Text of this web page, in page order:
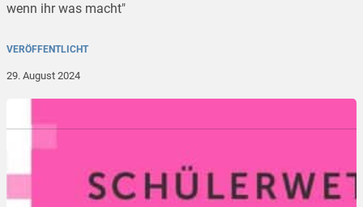
wenn ihr was macht"
VERÖFFENTLICHT
29. August 2024